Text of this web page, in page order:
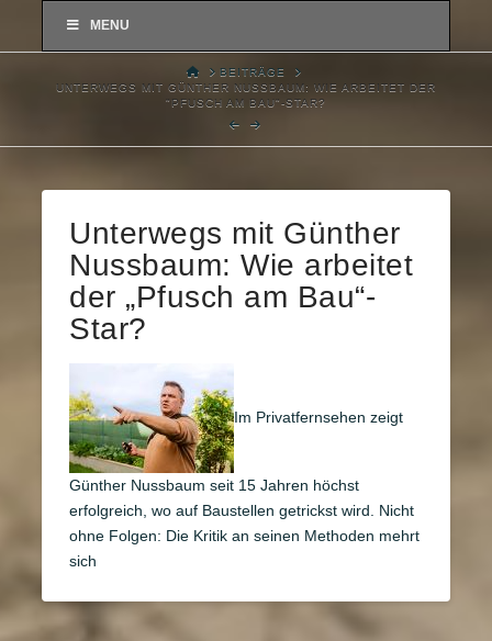
MENU
HOMEBEITRÄGE
UNTERWEGS MIT GÜNTHER NUSSBAUM: WIE ARBEITET DER
"PFUSCH AM BAU"-STAR?
Unterwegs mit Günther
Nussbaum: Wie arbeitet
der „Pfusch am Bau“-
Star?
Im Privatfernsehen zeigt
Günther Nussbaum seit 15 Jahren höchst
erfolgreich, wo auf Baustellen getrickst wird. Nicht
ohne Folgen: Die Kritik an seinen Methoden mehrt
sich